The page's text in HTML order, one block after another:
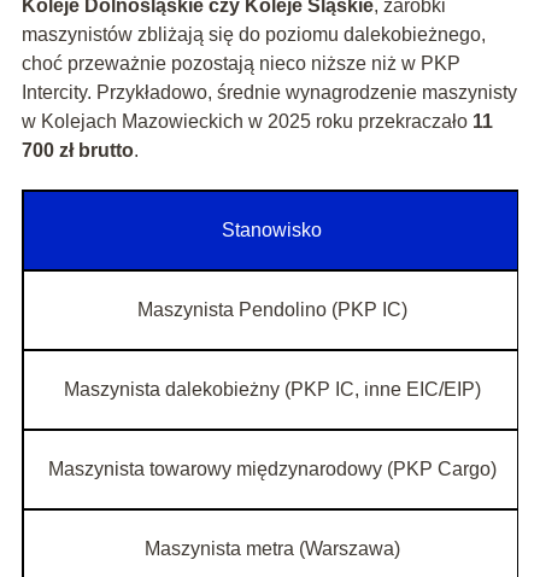
Koleje Dolnośląskie czy Koleje Śląskie, zarobki
maszynistów zbliżają się do poziomu dalekobieżnego,
choć przeważnie pozostają nieco niższe niż w PKP
Intercity. Przykładowo, średnie wynagrodzenie maszynisty
w Kolejach Mazowieckich w 2025 roku przekraczało 11
700 zł brutto.
Stanowisko
Maszynista Pendolino (PKP IC)
Maszynista dalekobieżny (PKP IC, inne EIC/EIP)
Maszynista towarowy międzynarodowy (PKP Cargo)
Maszynista metra (Warszawa)